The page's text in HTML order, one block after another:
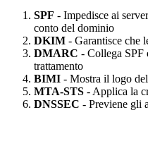
SPF - Impedisce ai
conto del dominio
DKIM - Garantisce che
DMARC - Collega
trattamento
BIMI - Mostra il logo
MTA-STS - Applica la
DNSSEC - Previene gli